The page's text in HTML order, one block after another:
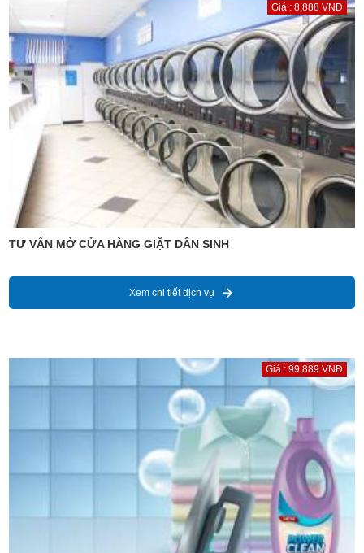
Giá : 8,888 VNĐ
TƯ VẤN MỞ CỬA HÀNG GIẶT DÂN SINH
Xem chi tiết dịch vụ
Giá : 99,889 VNĐ